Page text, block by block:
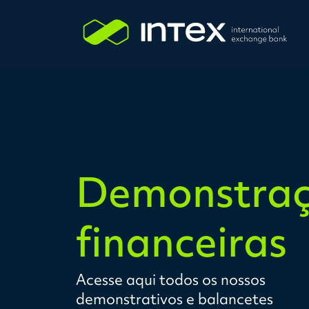
financeiras
Acesse aqui todos os nossos
demonstrativos e balancetes